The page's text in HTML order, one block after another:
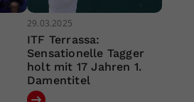
29.03.2025
ITF Terrassa:
Sensationelle Tagger
holt mit 17 Jahren 1.
Damentitel